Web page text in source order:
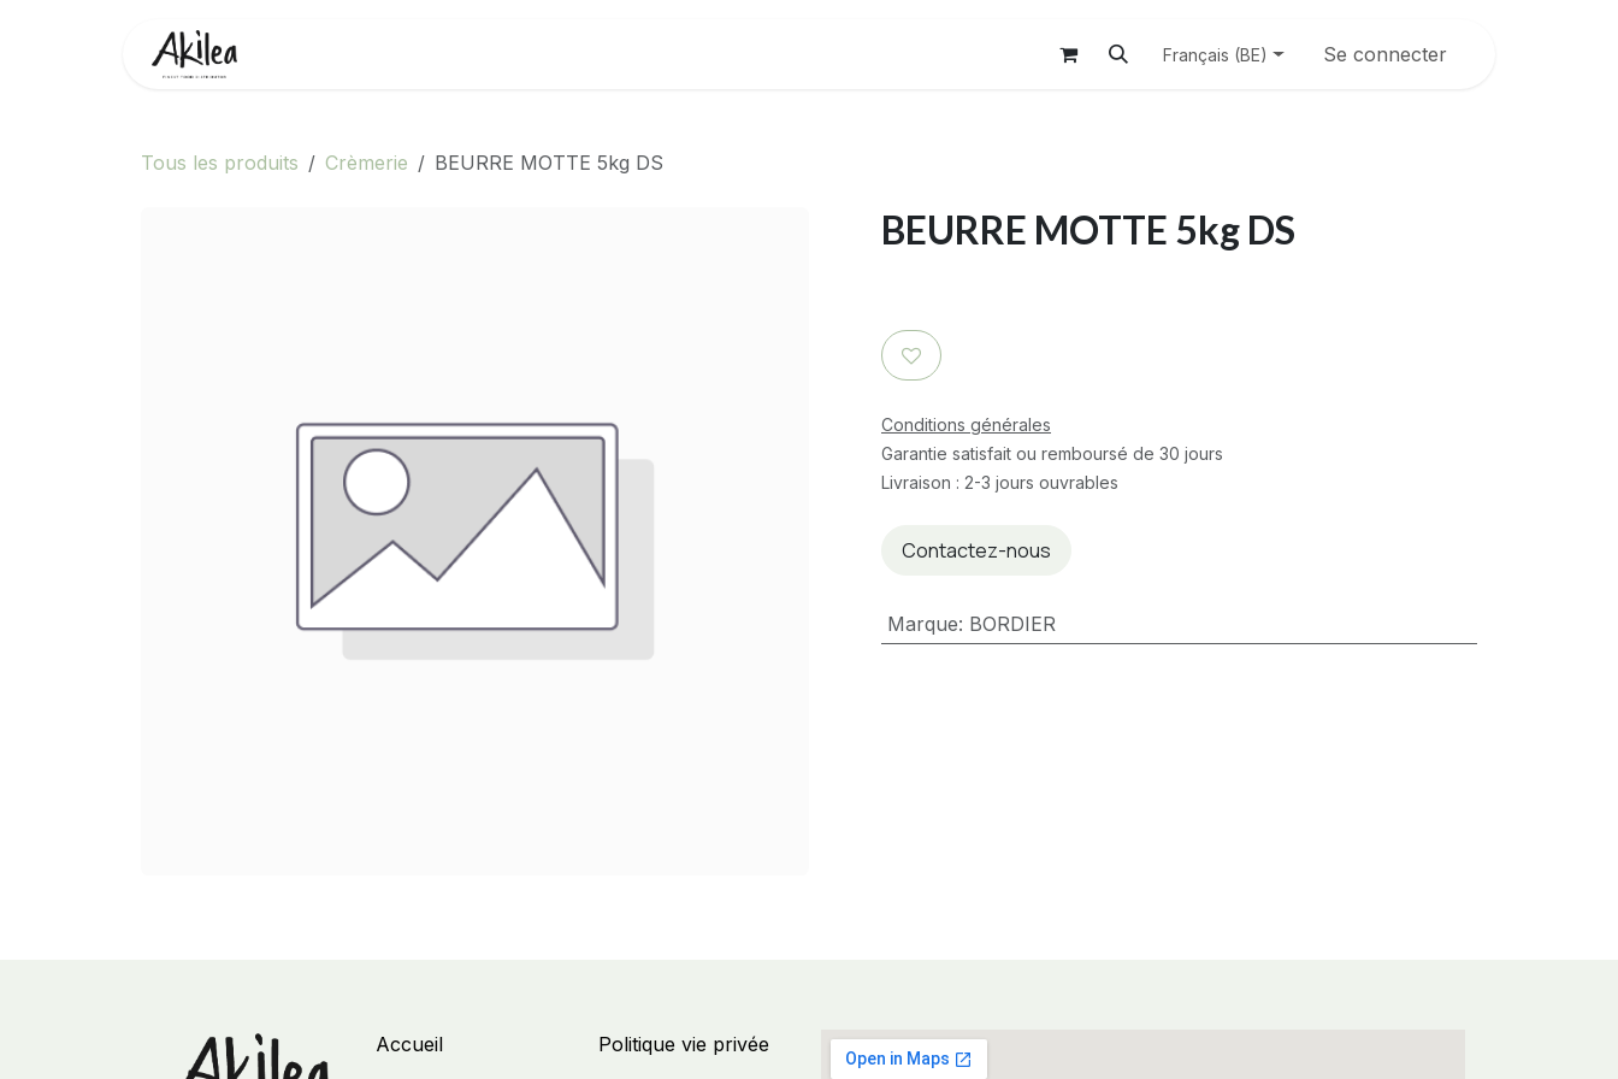
Français (BE) Se connecter
Tous les produits Crèmerie BEURRE MOTTE 5kg DS
BEURRE MOTTE 5kg DS
Conditions générales
Garantie satisfait ou remboursé de 30 jours
Livraison : 2-3 jours ouvrables
Contactez-nous
Marque: BORDIER
Politique vie privée
Accueil